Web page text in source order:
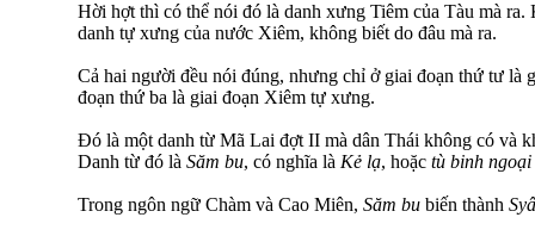
Hời hợt thì có thể nói đó là danh xưng Tiêm của Tàu mà ra.
danh tự xưng của nước Xiêm, không biết do đâu mà ra.
Cả hai người đều nói đúng, nhưng chỉ ở giai đoạn thứ tư là
đoạn thứ ba là giai đoạn Xiêm tự xưng.
Đó là một danh từ Mã Lai đợt II mà dân Thái không có và
Danh từ đó là Săm bu, có nghĩa là Kẻ lạ, hoặc tù binh ngoại
Trong ngôn ngữ Chàm và Cao Miên, Săm bu biến thành